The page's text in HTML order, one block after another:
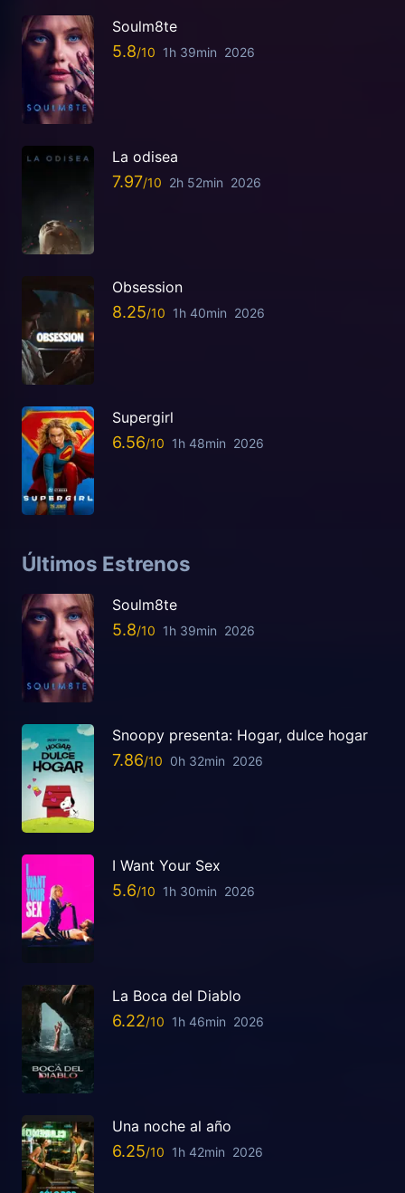
Soulm8te
5.8 1h 39min 2026
La odisea
7.97 2h 52min 2026
Obsession
8.25 1h 40min 2026
Supergirl
6.56 1h 48min 2026
Últimos Estrenos
Soulm8te
5.8 1h 39min 2026
Snoopy presenta: Hogar, dulce hogar
7.86 0h 32min 2026
I Want Your Sex
5.6 1h 30min 2026
La Boca del Diablo
6.22 1h 46min 2026
Una noche al año
6.25 1h 42min 2026